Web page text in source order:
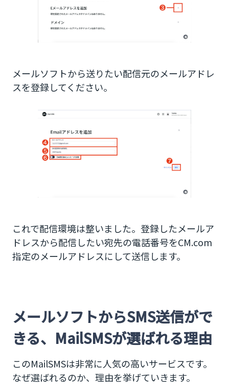
メールソフトから送りたい配信元のメールアドレ
スを登録してください。
これで配信環境は整いました。登録したメールア
ドレスから配信したい宛先の電話番号をCM.com
指定のメールアドレスにして送信します。
メールソフトからSMS送信がで
きる、MailSMSが選ばれる理由
このMailSMSは非常に人気の高いサービスです。
なぜ選ばれるのか、理由を挙げていきます。